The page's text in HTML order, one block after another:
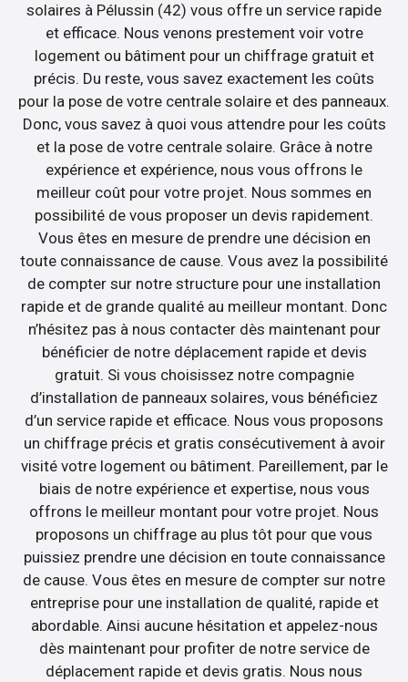
solaires à Pélussin (42) vous offre un service rapide
et efficace. Nous venons prestement voir votre
logement ou bâtiment pour un chiffrage gratuit et
précis. Du reste, vous savez exactement les coûts
pour la pose de votre centrale solaire et des panneaux.
Donc, vous savez à quoi vous attendre pour les coûts
et la pose de votre centrale solaire. Grâce à notre
expérience et expérience, nous vous offrons le
meilleur coût pour votre projet. Nous sommes en
possibilité de vous proposer un devis rapidement.
Vous êtes en mesure de prendre une décision en
toute connaissance de cause. Vous avez la possibilité
de compter sur notre structure pour une installation
rapide et de grande qualité au meilleur montant. Donc
n’hésitez pas à nous contacter dès maintenant pour
bénéficier de notre déplacement rapide et devis
gratuit. Si vous choisissez notre compagnie
d’installation de panneaux solaires, vous bénéficiez
d’un service rapide et efficace. Nous vous proposons
un chiffrage précis et gratis consécutivement à avoir
visité votre logement ou bâtiment. Pareillement, par le
biais de notre expérience et expertise, nous vous
offrons le meilleur montant pour votre projet. Nous
proposons un chiffrage au plus tôt pour que vous
puissiez prendre une décision en toute connaissance
de cause. Vous êtes en mesure de compter sur notre
entreprise pour une installation de qualité, rapide et
abordable. Ainsi aucune hésitation et appelez-nous
dès maintenant pour profiter de notre service de
déplacement rapide et devis gratis. Nous nous